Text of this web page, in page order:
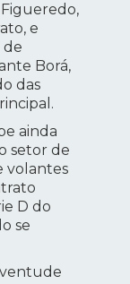
e
de
Borá,
das
ainda
setor de
volantes
D do
se